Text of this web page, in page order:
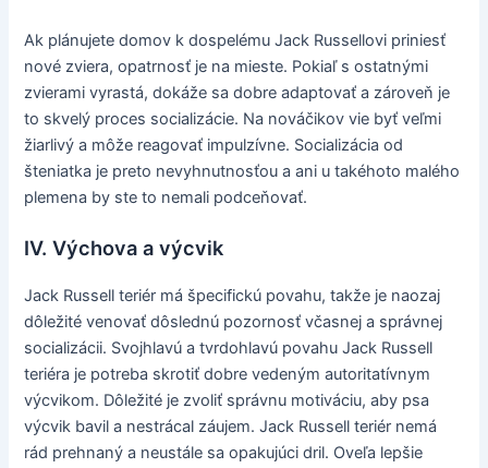
Ak plánujete domov k dospelému Jack Russellovi priniesť
nové zviera, opatrnosť je na mieste. Pokiaľ s ostatnými
zvierami vyrastá, dokáže sa dobre adaptovať a zároveň je
to skvelý proces socializácie. Na nováčikov vie byť veľmi
žiarlivý a môže reagovať impulzívne. Socializácia od
šteniatka je preto nevyhnutnosťou a ani u takéhoto malého
plemena by ste to nemali podceňovať.
IV. Výchova a výcvik
Jack Russell teriér má špecifickú povahu, takže je naozaj
dôležité venovať dôslednú pozornosť včasnej a správnej
socializácii. Svojhlavú a tvrdohlavú povahu Jack Russell
teriéra je potreba skrotiť dobre vedeným autoritatívnym
výcvikom. Dôležité je zvoliť správnu motiváciu, aby psa
výcvik bavil a nestrácal záujem. Jack Russell teriér nemá
rád prehnaný a neustále sa opakujúci dril. Oveľa lepšie